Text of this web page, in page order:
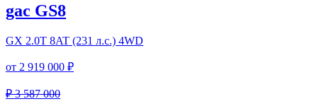
gac GS8
GX 2.0T 8AT (231 л.с.) 4WD
от 2 919 000 ₽
₽ 3 587 000